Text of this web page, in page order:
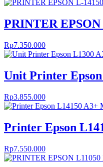
PRINTER
Rp7.350.000
Unit Printer Epson
Rp3.855.000
Printer Epson
Rp7.550.000